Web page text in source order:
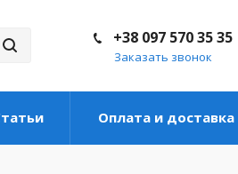
+38 097 570 35 35
Заказать звонок
Оплата и доставка